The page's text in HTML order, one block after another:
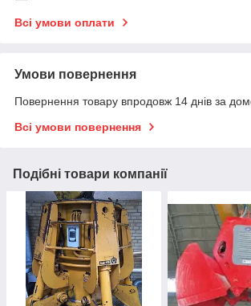
Всі умови оплати
Умови повернення
Повернення товару впродовж 14 днів за
Всі умови повернення
Подібні товари компанії